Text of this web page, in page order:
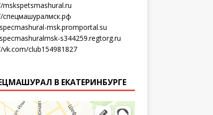
mskspetsmashural.ru
спецмашуралмск.рф
msk.promportal.su
s344259.regtorg.ru
vk.com/club154981827
В ЕКАТЕРИНБУРГЕ